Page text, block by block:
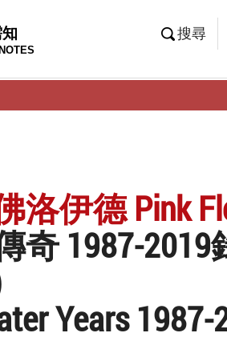
搜尋
洛伊德 Pink
奇 1987-2019
Years 1987-